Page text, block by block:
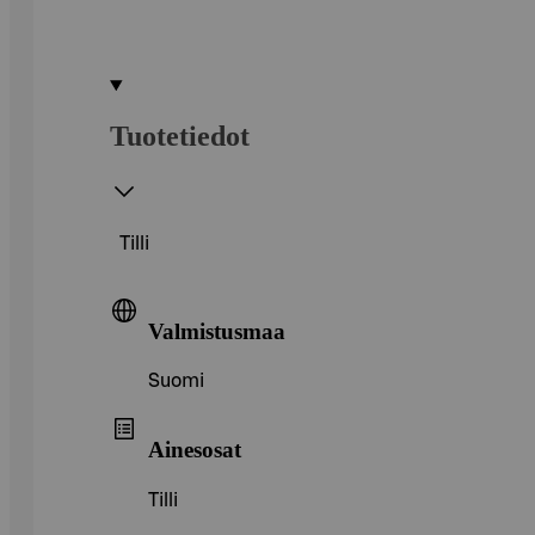
Tuotetiedot
Tilli
Valmistusmaa
Suomi
Ainesosat
Tilli